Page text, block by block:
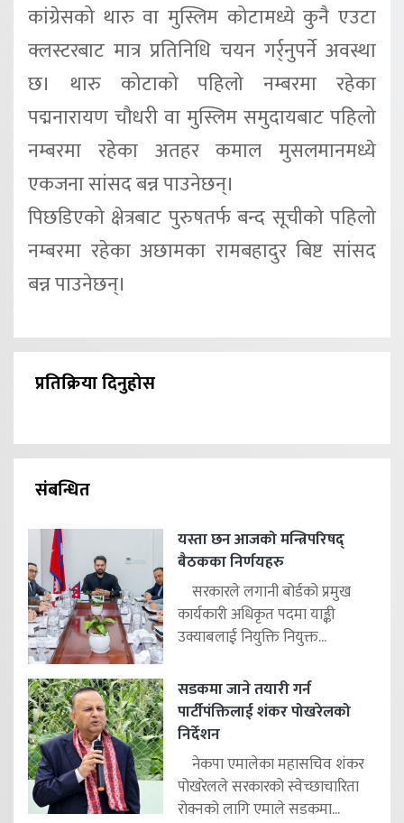
कांग्रेसको थारु वा मुस्लिम कोटामध्ये कुनै एउटा
क्लस्टरबाट मात्र प्रतिनिधि चयन गर्र्नुपर्ने अवस्था
छ। थारु कोटाको पहिलो नम्बरमा रहेका
पद्मनारायण चौधरी वा मुस्लिम समुदायबाट पहिलो
नम्बरमा रहेका अतहर कमाल मुसलमानमध्ये
एकजना सांसद बन्न पाउनेछन्।
पिछडिएको क्षेत्रबाट पुरुषतर्फ बन्द सूचीको पहिलो
नम्बरमा रहेका अछामका रामबहादुर बिष्ट सांसद
बन्न पाउनेछन्।
प्रतिक्रिया दिनुहोस
संबन्धित
यस्ता छन आजको मन्त्रिपरिषद्
बैठकका निर्णयहरु
सरकारले लगानी बोर्डको प्रमुख
कार्यकारी अधिकृत पदमा याङ्की
उक्याबलाई नियुक्ति नियुक्त...
सडकमा जाने तयारी गर्न
पार्टीपंक्तिलाई शंकर पोखरेलको
निर्देशन
नेकपा एमालेका महासचिव शंकर
पोखरेलले सरकारको स्वेच्छाचारिता
रोक्नको लागि एमाले सडकमा...